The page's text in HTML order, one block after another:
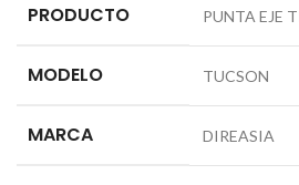
PRODUCTO PUNTA EJE
MODELO TUCSON
MARCA DIREASIA